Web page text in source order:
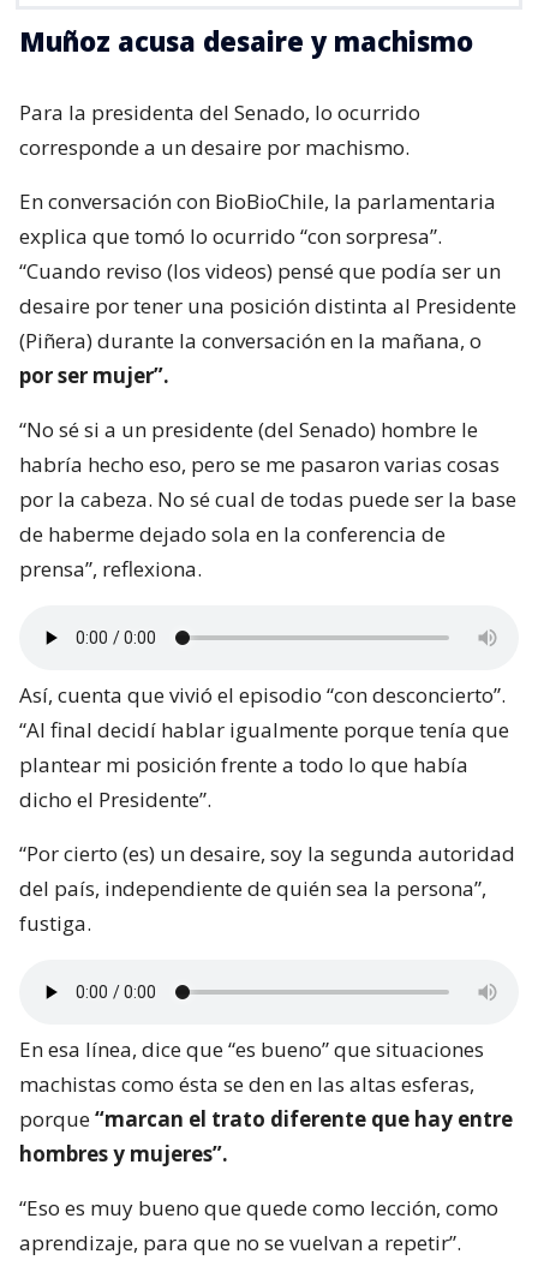
Muñoz acusa desaire y machismo
Para la presidenta del Senado, lo ocurrido
corresponde a un desaire por machismo.
En conversación con BioBioChile, la parlamentaria
explica que tomó lo ocurrido “con sorpresa”.
“Cuando reviso (los videos) pensé que podía ser un
desaire por tener una posición distinta al Presidente
(Piñera) durante la conversación en la mañana, o
por ser mujer”.
“No sé si a un presidente (del Senado) hombre le
habría hecho eso, pero se me pasaron varias cosas
por la cabeza. No sé cual de todas puede ser la base
de haberme dejado sola en la conferencia de
prensa”, reflexiona.
Así, cuenta que vivió el episodio “con desconcierto”.
“Al final decidí hablar igualmente porque tenía que
plantear mi posición frente a todo lo que había
dicho el Presidente”.
“Por cierto (es) un desaire, soy la segunda autoridad
del país, independiente de quién sea la persona”,
fustiga.
En esa línea, dice que “es bueno” que situaciones
machistas como ésta se den en las altas esferas,
porque“marcan el trato diferente que hay entre
hombres y mujeres”.
“Eso es muy bueno que quede como lección, como
aprendizaje, para que no se vuelvan a repetir”.